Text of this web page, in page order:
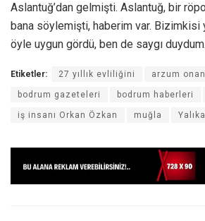
Aslantuğ’dan gelmişti. Aslantuğ, bir
bana söylemişti, haberim var. Bizimkisi
öyle uygun gördü, ben de saygı
Etiketler: 27 yıllık evliliğini arzum onan
bodrum gazeteleri bodrum haberleri
iş insanı Orkan Özkan muğla